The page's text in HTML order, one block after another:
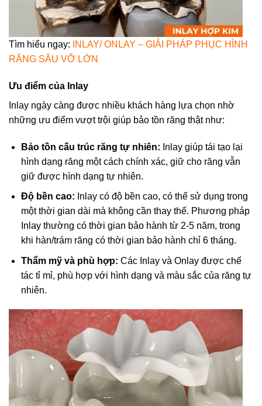
Tìm hiểu ngay:
INLAY/ ONLAY – GIẢI PHÁP PHỤC HÌNH
RĂNG SÂU VỠ LỚN
Ưu điểm của Inlay
Inlay ngày càng được nhiều khách hàng lựa chọn nhờ
những ưu điểm vượt trội giúp bảo tồn răng thật như:
Bảo tồn cấu trúc răng tự nhiên: Inlay giúp tái tạo lại
hình dạng răng một cách chính xác, giữ cho răng vẫn
giữ được hình dạng tự nhiên.
Độ bền cao: Inlay có độ bền cao, có thể sử dụng trong
một thời gian dài mà không cần thay thế. Phương pháp
Inlay thường có thời gian bảo hành từ 2-5 năm, trong
khi hàn/trám răng có thời gian bảo hành chỉ 6 tháng.
Thẩm mỹ và phù hợp: Các Inlay và Onlay được chế
tác tỉ mỉ, phù hợp với hình dạng và màu sắc của răng tự
nhiên.